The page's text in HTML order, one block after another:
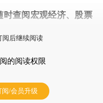
时查阅宏观经济、股票
阅后继续阅读
的阅读权限
阅/会员升级